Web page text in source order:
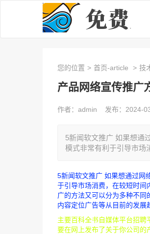
您的位置 > 首页-article > 技
产品网络宣传推广
作者：admin 发布：2024-
5新闻软文推广 如果想通
模式非常有利于引导市场
5新闻软文推广 如果想通过网
于引导市场消费，在较短时间
广的方法又可以分为多种不
内容定位广告等从目前的发展
主要百科全书自媒体平台招
要在网上发布了关于你公司的